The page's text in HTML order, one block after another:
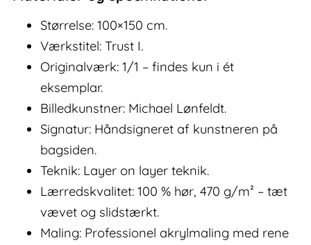
Størrelse: 100×150 cm.
Værkstitel: Trust I.
Originalværk: 1/1 – findes kun i ét
eksemplar.
Billedkunstner: Michael Lønfeldt.
Signatur: Håndsigneret af kunstneren på
bagsiden.
Teknik: Layer on layer teknik.
Lærredskvalitet: 100 % hør, 470 g/m² – tæt
vævet og slidstærkt.
Maling: Professionel akrylmaling med rene